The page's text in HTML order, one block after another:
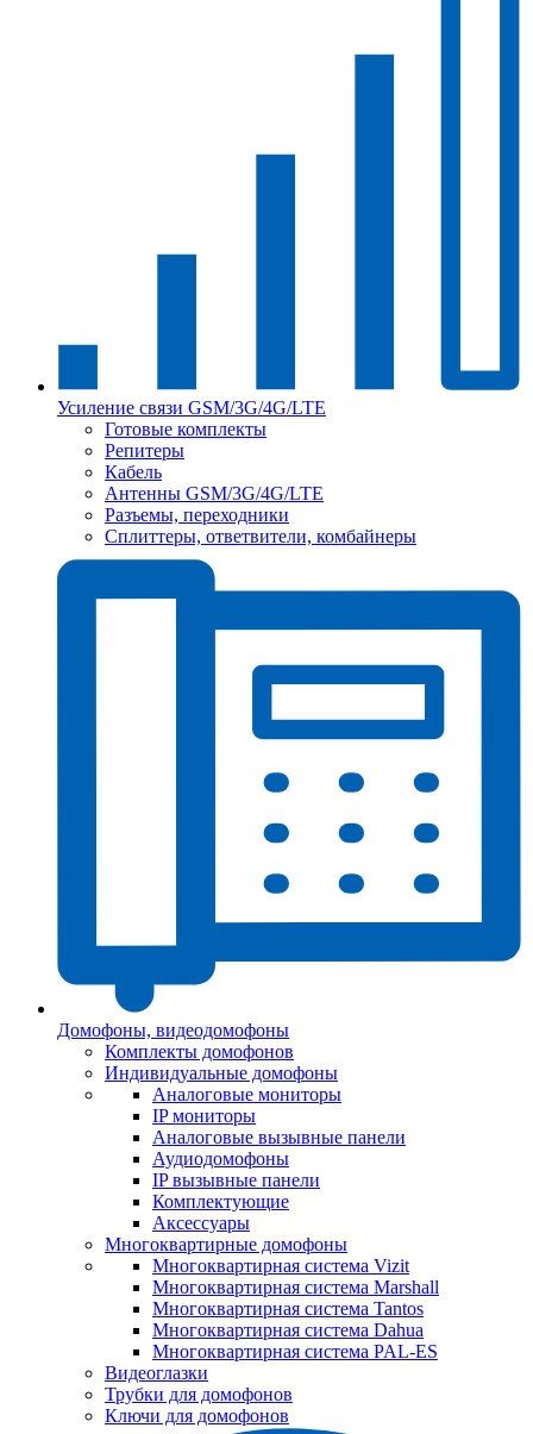
Усиление связи GSM/3G/4G/LTE
Готовые комплекты
Репитеры
Кабель
Антенны GSM/3G/4G/LTE
Разъемы, переходники
Сплиттеры, ответвители, комбайнеры
Домофоны, видеодомофоны
Комплекты домофонов
Индивидуальные домофоны
Аналоговые мониторы
IP мониторы
Аналоговые вызывные панели
Аудиодомофоны
IP вызывные панели
Комплектующие
Аксессуары
Многоквартирные домофоны
Многоквартирная система Vizit
Многоквартирная система Marshall
Многоквартирная система Tantos
Многоквартирная система Dahua
Многоквартирная система PAL-ES
Видеоглазки
Трубки для домофонов
Ключи для домофонов